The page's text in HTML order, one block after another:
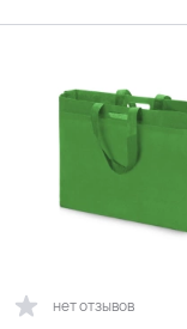
нет отзывов